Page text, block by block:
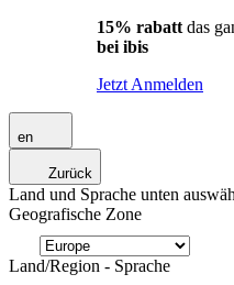
15% rabatt das
bei ibis
Jetzt Anmelden
en
Zurück
Land und Sprache unten
Geografische Zone
Land/Region - Sprache